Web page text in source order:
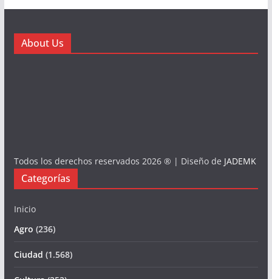
About Us
Todos los derechos reservados 2026 ® | Diseño de JADEMK
Categorías
Inicio
Agro (236)
Ciudad (1.568)